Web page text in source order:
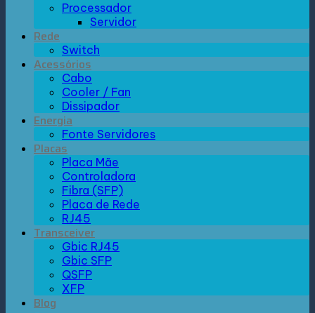
Processador
Servidor
Rede
Switch
Acessórios
Cabo
Cooler / Fan
Dissipador
Energia
Fonte Servidores
Placas
Placa Mãe
Controladora
Fibra (SFP)
Placa de Rede
RJ45
Transceiver
Gbic RJ45
Gbic SFP
QSFP
XFP
Blog